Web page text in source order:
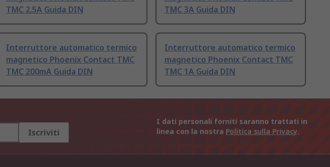
TMC 2.5A Guida DIN
TMC 3A Guida DIN
Interruttore automatico termico
magnetico Phoenix Contact TMC
TMC 200mA Guida DIN
Interruttore automatico termico
magnetico Phoenix Contact TMC
TMC 1A Guida DIN
Iscriviti
I dati personali forniti saranno trattati in
linea con la nostra Politica sulla Privacy.